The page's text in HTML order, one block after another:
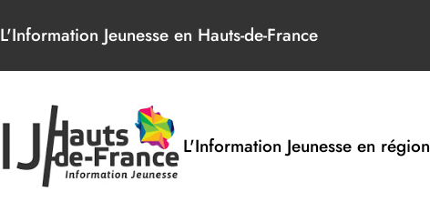
L'Information Jeunesse en Hauts-de-France
L'Information Jeunesse en région